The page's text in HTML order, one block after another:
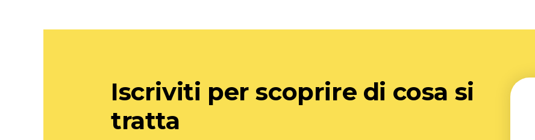
Iscriviti per scoprire di cosa si
tratta